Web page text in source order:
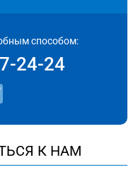
способом:
24-24
К НАМ